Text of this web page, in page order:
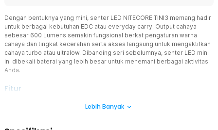
Dengan bentuknya yang mini, senter LED NITECORE TINI3 memang hadir
untuk berbagai kebutuhan EDC atau everyday carry. Output cahaya
sebesar 600 Lumens semakin fungsional berkat pengaturan warna
cahaya dan tingkat kecerahan serta akses langsung untuk mengaktifkan
cahaya turbo atau ultralow. Dibanding seri sebelumnya, senter LED mini
ini dibekali baterai yang lebih besar untuk menemani berbagai aktivitas
Anda.
Fitur
Lebih Banyak